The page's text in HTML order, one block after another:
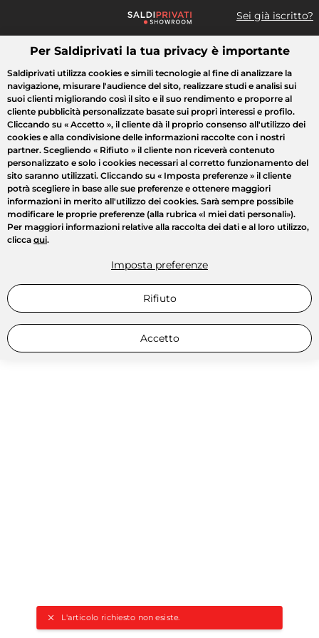
Sei già iscritto?
Cosa cerchi?
L'articolo richiesto non esiste.
Tutte le vendite Moda Casa Bellezza Elettrodomestici
Per Saldiprivati la tua privacy è importante
Saldiprivati utilizza cookies e simili tecnologie al fine di analizzare la
navigazione, misurare l'audience del sito, realizzare studi e analisi sui
suoi clienti migliorando così il sito e il suo rendimento e proporre al
cliente pubblicità personalizzate basate sui propri interessi e profilo.
Cliccando su « Accetto », il cliente dà il proprio consenso all'utilizzo dei
cookies e alla condivisione delle informazioni raccolte con i nostri
partner. Scegliendo « Rifiuto » il cliente non riceverà contenuto
personalizzato e solo i cookies necessari al corretto funzionamento del
sito saranno utilizzati. Cliccando su « Imposta preferenze » il cliente
potrà scegliere in base alle sue preferenze e ottenere maggiori
informazioni in merito all'utilizzo dei cookies. Sarà sempre possibile
modificare le proprie preferenze (alla rubrica «I miei dati personali»).
Per maggiori informazioni relative alla raccolta dei dati e al loro utilizzo,
clicca qui.
Imposta preferenze
Rifiuto
Accetto